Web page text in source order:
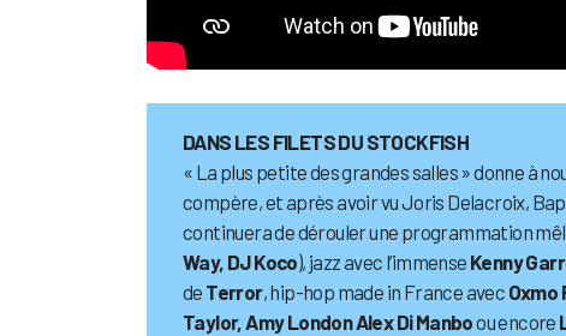
DANS LES FILETS DU STOCKFISH
« La plus petite des grandes salles » donne à
compère, et après avoir vu Joris Delacroix,
continuera de dérouler une programmation
Way, DJ Koco), jazz avec l’immense Kenny
de Terror, hip-hop made in France avec Oxmo
Taylor, Amy London Alex Di Manboou encore